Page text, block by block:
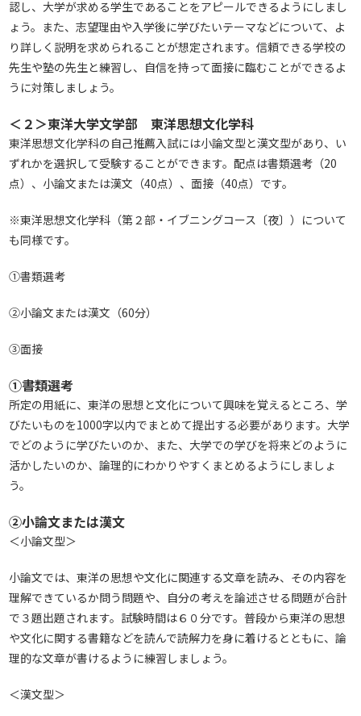
認し、大学が求める学生であることをアピールできるようにしまし
ょう。また、志望理由や入学後に学びたいテーマなどについて、よ
り詳しく説明を求められることが想定されます。信頼できる学校の
先生や塾の先生と練習し、自信を持って面接に臨むことができるよ
うに対策しましょう。
＜２＞東洋大学文学部 東洋思想文化学科
東洋思想文化学科の自己推薦入試には小論文型と漢文型があり、い
ずれかを選択して受験することができます。配点は書類選考（20
点）、小論文または漢文（40点）、面接（40点）です。
※東洋思想文化学科（第２部・イブニングコース〔夜〕）について
も同様です。
①書類選考
②小論文または漢文（60分）
③面接
①書類選考
所定の用紙に、東洋の思想と文化について興味を覚えるところ、学
びたいものを1000字以内でまとめて提出する必要があります。大学
でどのように学びたいのか、また、大学での学びを将来どのように
活かしたいのか、論理的にわかりやすくまとめるようにしましょ
う。
②小論文または漢文
＜小論文型＞
小論文では、東洋の思想や文化に関連する文章を読み、その内容を
理解できているか問う問題や、自分の考えを論述させる問題が合計
で３題出題されます。試験時間は６０分です。普段から東洋の思想
や文化に関する書籍などを読んで読解力を身に着けるとともに、論
理的な文章が書けるように練習しましょう。
＜漢文型＞